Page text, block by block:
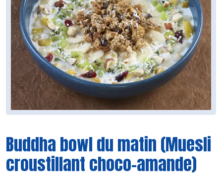
Buddha bowl du matin (Muesli
croustillant choco-amande)